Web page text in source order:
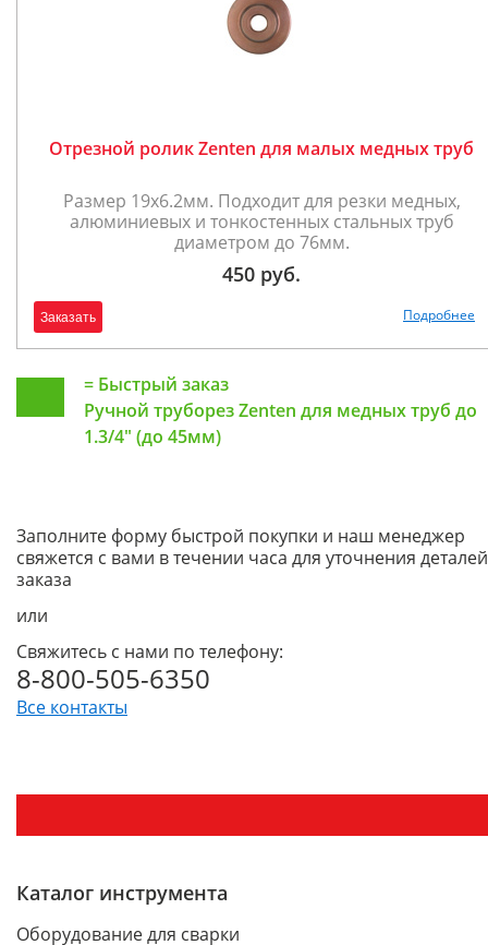
Отрезной ролик Zenten для малых медных труб
Размер 19х6.2мм. Подходит для резки медных,
алюминиевых и тонкостенных стальных труб
диаметром до 76мм.
450 руб.
Заказать Подробнее
= Быстрый заказ
Ручной труборез Zenten для медных труб до
1.3/4" (до 45мм)
Заполните форму быстрой покупки и наш менеджер
свяжется с вами в течении часа для уточнения деталей
заказа
или
Свяжитесь с нами по телефону:
8-800-505-6350
Все контакты
Каталог инструмента
Оборудование для сварки